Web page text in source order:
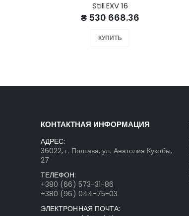
Still EXV 16
₴ 530 668.36
КУПИТЬ
КОНТАКТНАЯ ИНФОРМАЦИЯ
АДРЕС:
36022, г. Полтава, ул. Анатолия Кукобы,
27
ТЕЛЕФОН:
+380 (66) 573-31-86
+380 (96) 044-75-03
ЭЛЕКТРОННАЯ ПОЧТА: